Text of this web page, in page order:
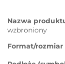
Nazwa
wzbroniony
Format/rozmiar